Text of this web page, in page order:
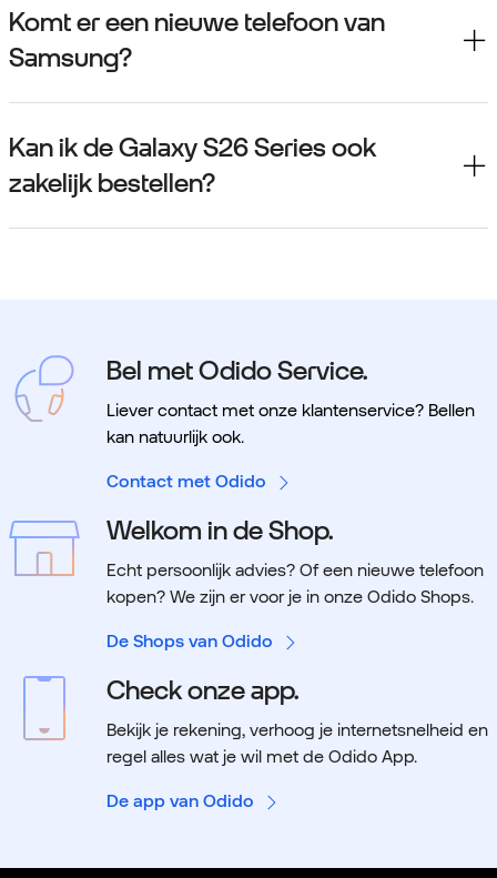
Komt er een nieuwe telefoon van
Samsung?
Kan ik de Galaxy S26 Series ook
zakelijk bestellen?
Bel met Odido Service.
Liever contact met onze klantenservice? Bellen
kan natuurlijk ook.
Contact met Odido
Welkom in de Shop.
Echt persoonlijk advies? Of een nieuwe telefoon
kopen? We zijn er voor je in onze Odido Shops.
De Shops van Odido
Check onze app.
Bekijk je rekening, verhoog je internetsnelheid en
regel alles wat je wil met de Odido App.
De app van Odido